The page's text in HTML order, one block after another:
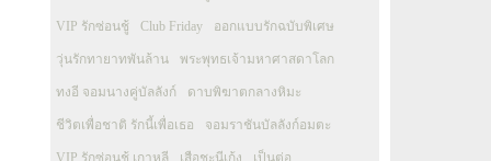
VIP รักซ่อนชู้ Club Friday ออกแบบรักฉบับพิเศษ
วุ่นรักทายาทพันล้าน พระพุทธเจ้ามหาศาสดาโลก
ทงอี จอมนางคู่บัลลังก์ ดาบพิฆาตกลางหิมะ
ชีวิตเพื่อชาติ รักนี้เพื่อเธอ จอมราชันบัลลังก์อมตะ
VIP รักซ่อนชู้ เกาหลี เสือชะนีเก้ง เป็นต่อ